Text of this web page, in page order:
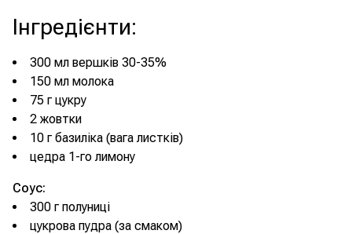
Інгредієнти:
300 мл вершків 30-35%
150 мл молока
75 г цукру
2 жовтки
10 г базиліка (вага листків)
цедра 1-го лимону
Соус:
300 г полуниці
цукрова пудра (за смаком)